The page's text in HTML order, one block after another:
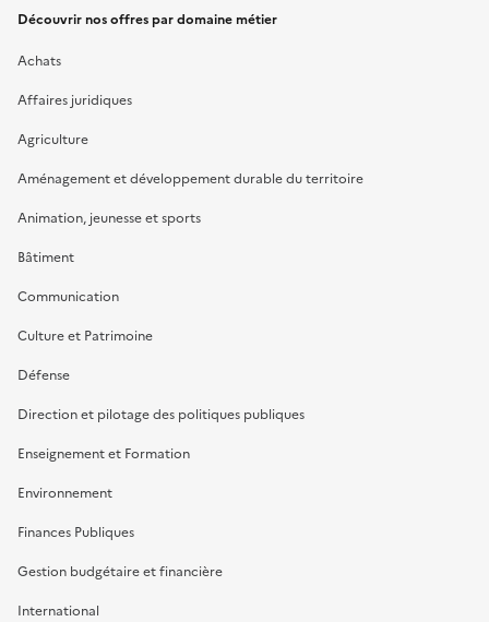
Découvrir nos offres par domaine métier
Achats
Affaires juridiques
Agriculture
Aménagement et développement durable du territoire
Animation, jeunesse et sports
Bâtiment
Communication
Culture et Patrimoine
Défense
Direction et pilotage des politiques publiques
Enseignement et Formation
Environnement
Finances Publiques
Gestion budgétaire et financière
International